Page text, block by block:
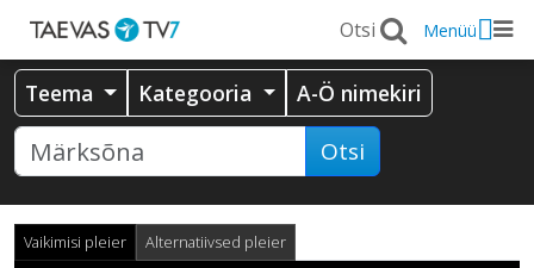
Menüü
Teema Kategooria A-Ö nimekiri
Otsi
Vaikimisi pleier Alternatiivsed pleier